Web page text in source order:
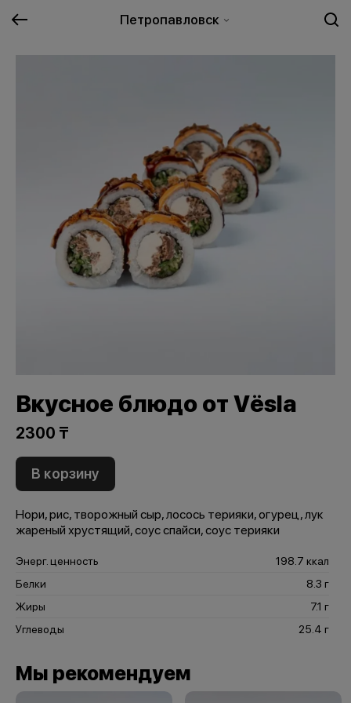
Петропавловск
Вкусное блюдо от Vёsla
2300 ₸
В корзину
Нори, рис, творожный сыр, лосось терияки, огурец, лук
жареный хрустящий, соус спайси, соус терияки
Энерг. ценность
198.7 ккал
Белки
8.3 г
Жиры
7.1 г
Углеводы
25.4 г
Мы рекомендуем